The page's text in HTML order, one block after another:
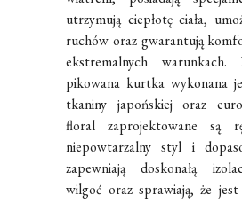
utrzymują ciepłotę ciała,
ruchów oraz gwarantują
ekstremalnych warunkach.
pikowana kurtka wykonana
tkaniny japońskiej oraz
floral zaprojektowane są
niepowtarzalny styl i
zapewniają doskonałą
wilgoć oraz sprawiają, że